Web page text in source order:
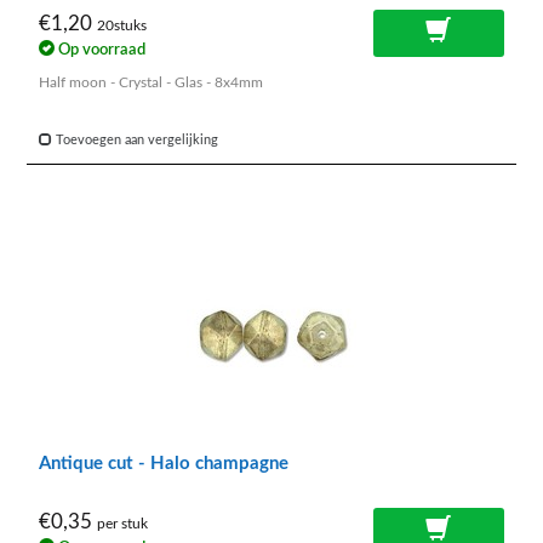
€1,20 20stuks
Op voorraad
Half moon - Crystal - Glas - 8x4mm
Toevoegen aan vergelijking
Antique cut - Halo champagne
€0,35 per stuk